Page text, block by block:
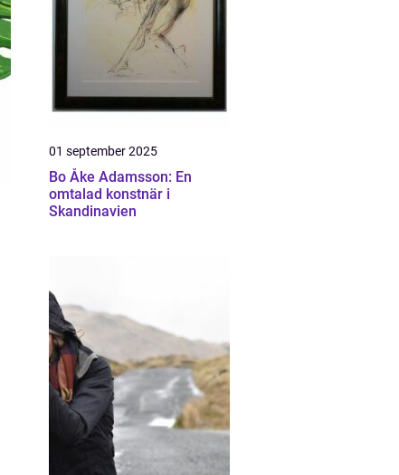
01 september 2025
Bo Åke Adamsson: En
omtalad konstnär i
Skandinavien